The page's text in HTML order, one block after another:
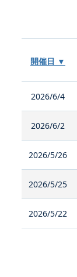
開催日 ▼
2026/6/4
2026/6/2
2026/5/26
2026/5/25
2026/5/22